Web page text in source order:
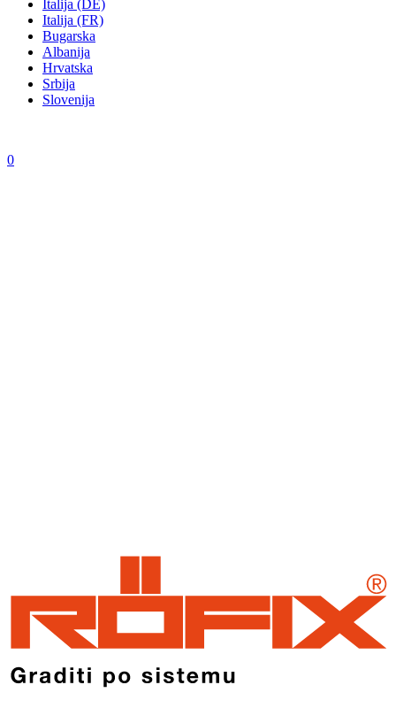
Italija (DE)
Italija (FR)
Bugarska
Albanija
Hrvatska
Srbija
Slovenija
0